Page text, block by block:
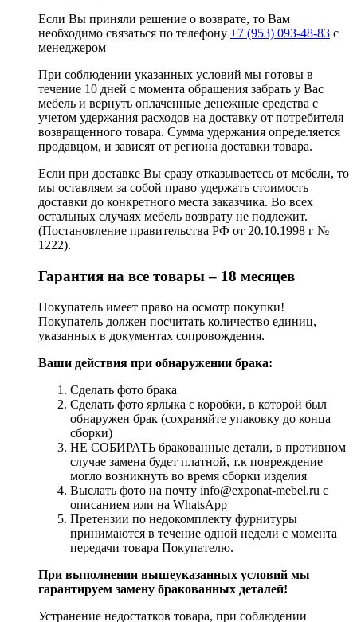
Если Вы приняли решение о возврате, то Вам
необходимо связаться по телефону +7 (953) 093-48-83 с
менеджером
При соблюдении указанных условий мы готовы в
течение 10 дней с момента обращения забрать у Вас
мебель и вернуть оплаченные денежные средства с
учетом удержания расходов на доставку от потребителя
возвращенного товара. Сумма удержания определяется
продавцом, и зависят от региона доставки товара.
Если при доставке Вы сразу отказываетесь от мебели, то
мы оставляем за собой право удержать стоимость
доставки до конкретного места заказчика. Во всех
остальных случаях мебель возврату не подлежит.
(Постановление правительства РФ от 20.10.1998 г №
1222).
Гарантия на все товары – 18 месяцев
Покупатель имеет право на осмотр покупки!
Покупатель должен посчитать количество единиц,
указанных в документах сопровождения.
Ваши действия при обнаружении брака:
Сделать фото брака
Сделать фото ярлыка с коробки, в которой был
обнаружен брак (сохраняйте упаковку до конца
сборки)
НЕ СОБИРАТЬ бракованные детали, в противном
случае замена будет платной, т.к повреждение
могло возникнуть во время сборки изделия
Выслать фото на почту info@exponat-mebel.ru с
описанием или на WhatsApp
Претензии по недокомплекту фурнитуры
принимаются в течение одной недели с момента
передачи товара Покупателю.
При выполнении вышеуказанных условий мы
гарантируем замену бракованных деталей!
Устранение недостатков товара, при соблюдении